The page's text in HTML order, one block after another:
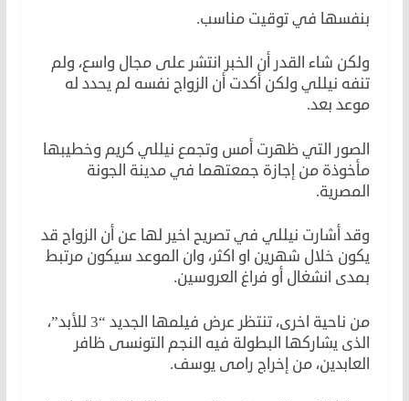
بنفسها في توقيت مناسب.
ولكن شاء القدر أن الخبر انتشر على مجال واسع، ولم
تنفه نيللي ولكن أكدت أن الزواج نفسه لم يحدد له
موعد بعد.
الصور التي ظهرت أمس وتجمع نيللي كريم وخطيبها
مأخوذة من إجازة جمعتهما في مدينة الجونة
المصرية.
وقد أشارت نيللي في تصريح اخير لها عن أن الزواج قد
يكون خلال شهرين او اكثر، وان الموعد سيكون مرتبط
بمدى انشغال أو فراغ العروسين.
من ناحية اخرى، تنتظر عرض فيلمها الجديد “3 للأبد”،
الذى يشاركها البطولة فيه النجم التونسى ظافر
العابدين، من إخراج رامى يوسف.